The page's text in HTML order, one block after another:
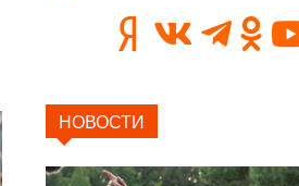
НОВОСТИ